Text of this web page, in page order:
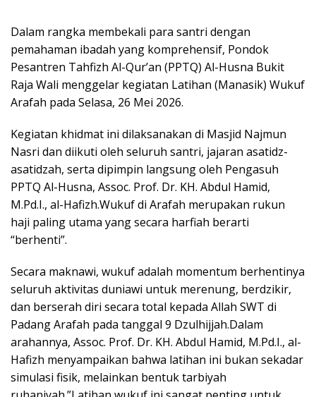
Dalam rangka membekali para santri dengan
pemahaman ibadah yang komprehensif, Pondok
Pesantren Tahfizh Al-Qur’an (PPTQ) Al-Husna Bukit
Raja Wali menggelar kegiatan Latihan (Manasik) Wukuf
Arafah pada Selasa, 26 Mei 2026.
Kegiatan khidmat ini dilaksanakan di Masjid Najmun
Nasri dan diikuti oleh seluruh santri, jajaran asatidz-
asatidzah, serta dipimpin langsung oleh Pengasuh
PPTQ Al-Husna, Assoc. Prof. Dr. KH. Abdul Hamid,
M.Pd.I., al-Hafizh.Wukuf di Arafah merupakan rukun
haji paling utama yang secara harfiah berarti
“berhenti”.
Secara maknawi, wukuf adalah momentum berhentinya
seluruh aktivitas duniawi untuk merenung, berdzikir,
dan berserah diri secara total kepada Allah SWT di
Padang Arafah pada tanggal 9 Dzulhijjah.Dalam
arahannya, Assoc. Prof. Dr. KH. Abdul Hamid, M.Pd.I., al-
Hafizh menyampaikan bahwa latihan ini bukan sekadar
simulasi fisik, melainkan bentuk tarbiyah